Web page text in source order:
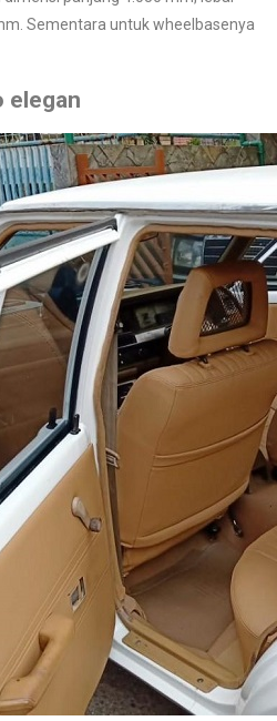
Sementara untuk wheelbasenya
elegan